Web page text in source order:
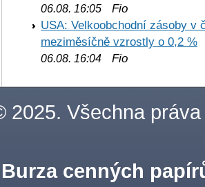
06.08. 16:05 Fio
USA: Velkoobchodní zásoby v
meziměsíčně vzrostly o 0,2 %
06.08. 16:04 Fio
2025. Všechna práva
Burza cenných